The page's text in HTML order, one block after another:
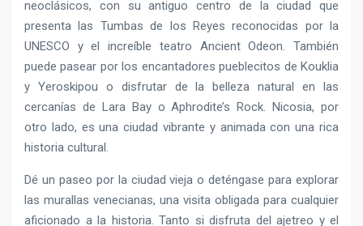
neoclásicos, con su antiguo centro de la ciudad que
presenta las Tumbas de los Reyes reconocidas por la
UNESCO y el increíble teatro Ancient Odeon. También
puede pasear por los encantadores pueblecitos de Kouklia
y Yeroskipou o disfrutar de la belleza natural en las
cercanías de Lara Bay o Aphrodite’s Rock. Nicosia, por
otro lado, es una ciudad vibrante y animada con una rica
historia cultural.
Dé un paseo por la ciudad vieja o deténgase para explorar
las murallas venecianas, una visita obligada para cualquier
aficionado a la historia. Tanto si disfruta del ajetreo y el